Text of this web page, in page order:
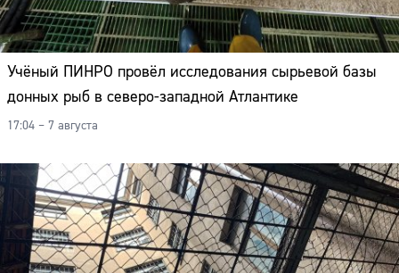
Учёный ПИНРО провёл исследования сырьевой базы
донных рыб в северо-западной Атлантике
17:04 – 7 августа